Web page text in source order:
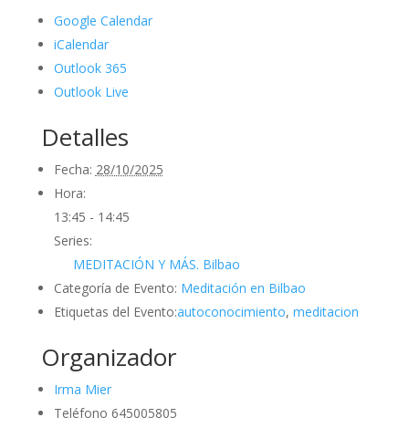
Google Calendar
iCalendar
Outlook 365
Outlook Live
Detalles
Fecha: 28/10/2025
Hora:
13:45 - 14:45
Series:
MEDITACIÓN Y MÁS. Bilbao
Categoría de Evento: Meditación en Bilbao
Etiquetas del Evento:autoconocimiento, meditacion
Organizador
Irma Mier
Teléfono 645005805